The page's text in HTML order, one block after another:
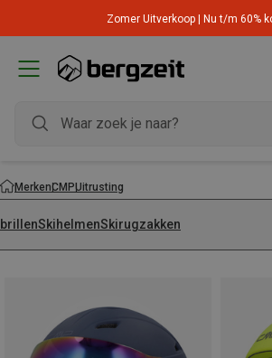
Zomer Uitverkoop | Nu t/m 60%
MerkenCMPUitrusting
SkihelmenSkirugzakken